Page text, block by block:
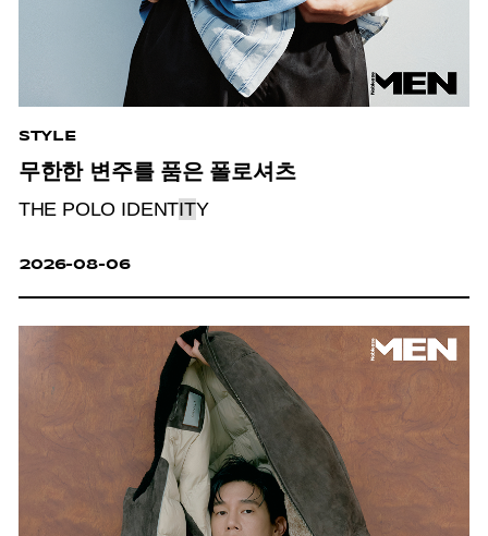
STYLE
무한한 변주를 품은 폴로셔츠
THE POLO IDENTITY
2026-08-06